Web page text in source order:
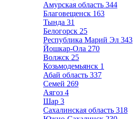
Амурская область 344
Благовещенск 163
Тында 31
Белогорск 25
Республика Марий Эл 343
Йошкар-Ола 270
Волжск 25
Козьмодемьянск 1
Абай область 337
Семей 269
Аягоз 4
Шар 3
Сахалинская область 318